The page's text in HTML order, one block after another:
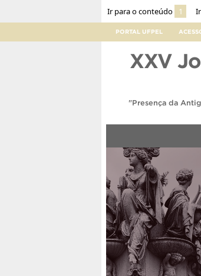
Ir para o conteúdo 1
PORTAL UFPEL
XXV
"Presença da